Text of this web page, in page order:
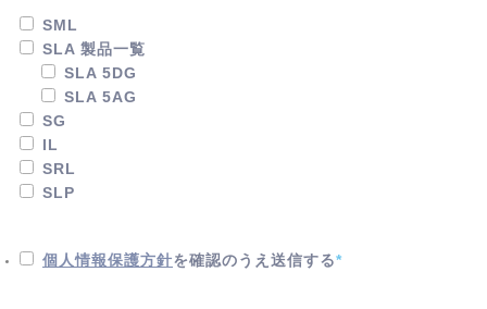
SML
SLA 製品一覧
SLA 5DG
SLA 5AG
SG
IL
SRL
SLP
個人情報保護方針を確認のうえ送信する*